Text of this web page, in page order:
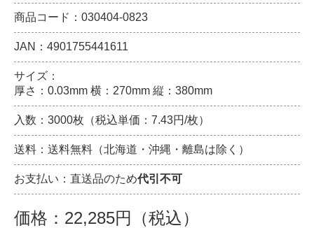
商品コード：030404-0823
JAN：4901755441611
サイズ：
厚さ：0.03mm 横：270mm 縦：380mm
入数：3000枚（税込単価：7.43円/枚）
送料：送料無料（北海道・沖縄・離島は除く）
お支払い：直送品のため代引不可
価格：22,285円（税込）